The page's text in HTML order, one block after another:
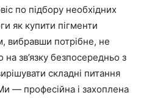
по підбору необхідних
як купити пігменти
вибравши потрібне, не
зв’язку безпосередньо з
складні питання
— професійна і захоплена